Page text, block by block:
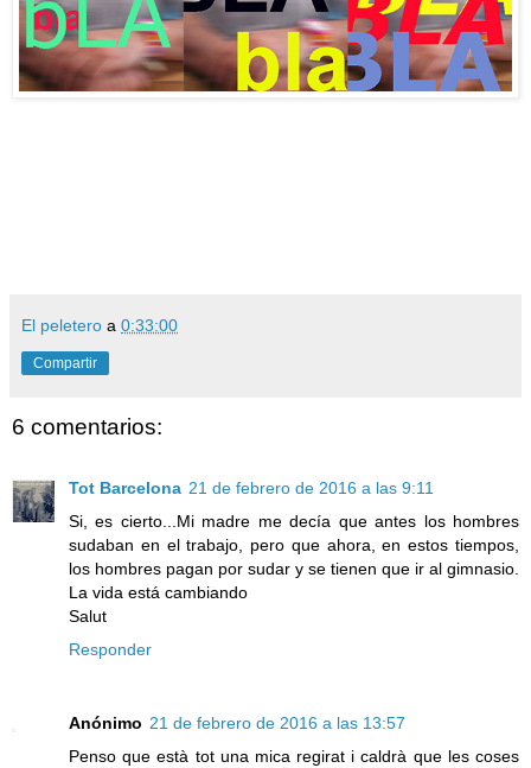
El peletero a 0:33:00
Compartir
6 comentarios:
Tot Barcelona 21 de febrero de 2016 a las 9:11
Si, es cierto...Mi madre me decía que antes los hombres
sudaban en el trabajo, pero que ahora, en estos tiempos,
los hombres pagan por sudar y se tienen que ir al gimnasio.
La vida está cambiando
Salut
Responder
Anónimo 21 de febrero de 2016 a las 13:57
Penso que està tot una mica regirat i caldrà que les coses